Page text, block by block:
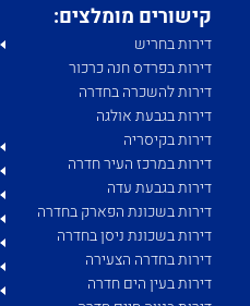
קישורים מומלצים:
דירות בחריש
דירות בפרדס חנה כרכור
דירות להשכרה בחדרה
דירות בגבעת אולגה
דירות בקיסריה
דירות במרכז העיר חדרה
דירות בגבעת עדה
דירות בשכונת הפארק בחדרה
דירות בשכונת ניסן בחדרה
דירות בחדרה הצעירה
דירות בעין הים חדרה